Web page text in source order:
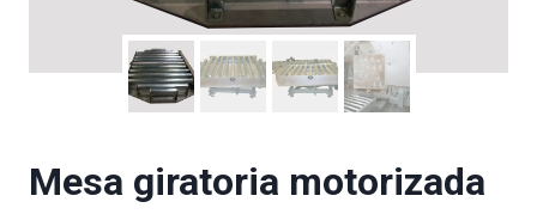
Mesa giratoria motorizada